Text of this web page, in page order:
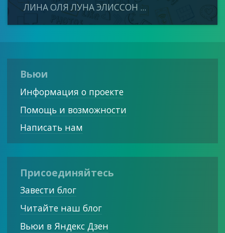
ЛИНА ОЛЯ ЛУНА ЭЛИССОН ...
Вьюи
Информация о проекте
Помощь и возможности
Написать нам
Присоединяйтесь
Завести блог
Читайте наш блог
Вьюи в Яндекс Дзен